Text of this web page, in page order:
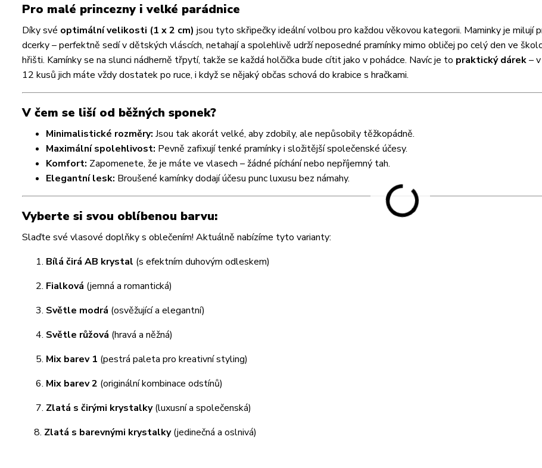
Pro malé princezny i velké parádnice
Díky své optimální velikosti (1 x 2 cm) jsou tyto skřipečky ideální volbou pro každou věkovou kategorii. Maminky je milují
dcerky – perfektně sedí v dětských vláscích, netahají a spolehlivě udrží neposedné pramínky mimo obličej po celý den ve
hřišti. Kamínky se na slunci nádherně třpytí, takže se každá holčička bude cítit jako v pohádce. Navíc je to praktický dárek–
12 kusů jich máte vždy dostatek po ruce, i když se nějaký občas schová do krabice s hračkami.
V čem se liší od běžných sponek?
Minimalistické rozměry: Jsou tak akorát velké, aby zdobily, ale nepůsobily těžkopádně.
Maximální spolehlivost: Pevně zafixují tenké pramínky i složitější společenské účesy.
Komfort: Zapomenete, že je máte ve vlasech – žádné píchání nebo nepříjemný tah.
Elegantní lesk: Broušené kamínky dodají účesu punc luxusu bez námahy.
Vyberte si svou oblíbenou barvu:
Slaďte své vlasové doplňky s oblečením! Aktuálně nabízíme tyto varianty:
Bílá čirá AB krystal (s efektním duhovým odleskem)
Fialková (jemná a romantická)
Světle modrá (osvěžující a elegantní)
Světle růžová (hravá a něžná)
Mix barev 1 (pestrá paleta pro kreativní styling)
Mix barev 2 (originální kombinace odstínů)
Zlatá s čirými krystalky(luxusní a společenská)
8. Zlatá s barevnými krystalky(jedinečná a oslnivá)